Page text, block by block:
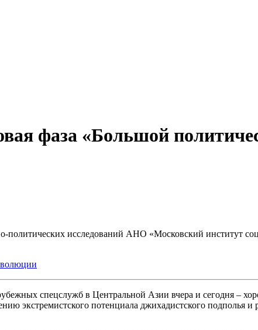
фаза «Большой
политических исследований АНО «Московский институт
спецслужб в Центральной Азии вчера и сегодня –
экстремистского потенциала джихадистского подполья и